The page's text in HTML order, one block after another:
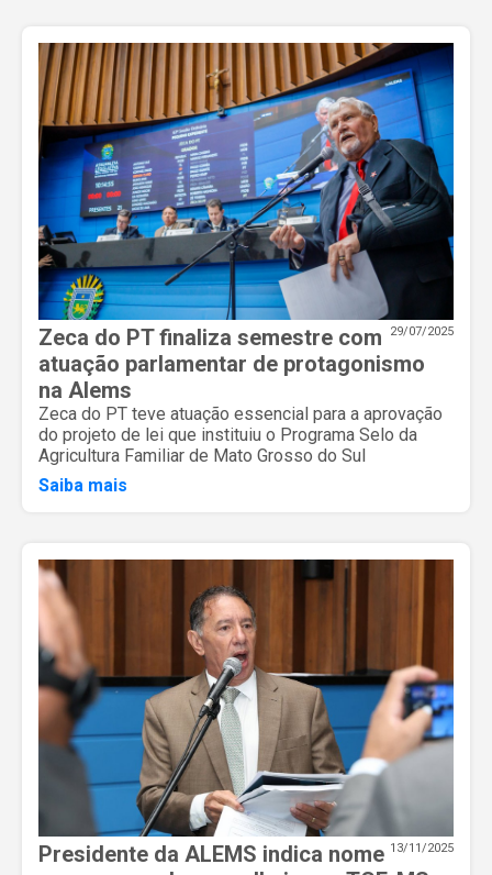
29/07/2025
Zeca do PT finaliza semestre com
atuação parlamentar de protagonismo
na Alems
Zeca do PT teve atuação essencial para a aprovação
do projeto de lei que instituiu o Programa Selo da
Agricultura Familiar de Mato Grosso do Sul
Saiba mais
13/11/2025
Presidente da ALEMS indica nome